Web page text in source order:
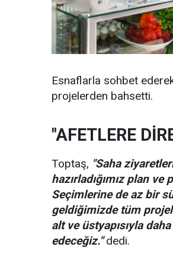
Esnaflarla sohbet
projelerden bahsetti.
"AFETLERE
Toptaş, "Saha
hazırladığımız plan
Seçimlerine de az bir
geldiğimizde tüm
alt ve üstyapısıyla
edeceğiz."dedi.